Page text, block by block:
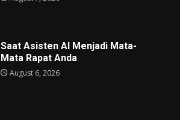
Saat Asisten AI Menjadi Mata-
Mata Rapat Anda
August 6, 2026